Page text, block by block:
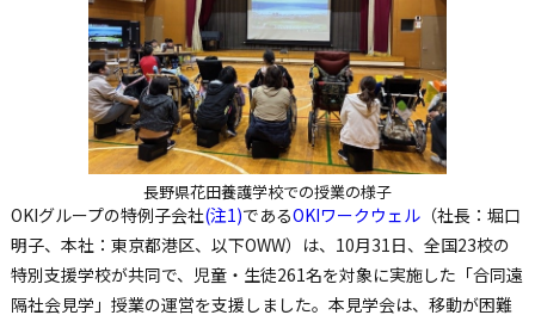
長野県花田養護学校での授業の様子
OKIグループの特例子会社(注1)であるOKIワークウェル（社長：堀口
明子、本社：東京都港区、以下OWW）は、10月31日、全国23校の
特別支援学校が共同で、児童・生徒261名を対象に実施した「合同遠
隔社会見学」授業の運営を支援しました。本見学会は、移動が困難